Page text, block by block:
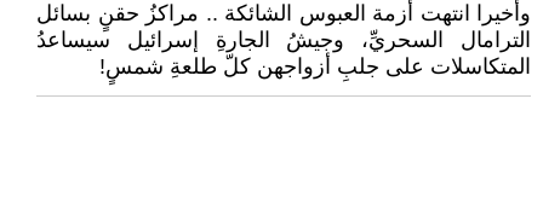
وأخيرا انتهت أزمة العبوس الشائكة .. مراكزُ حقنٍ بسائل
الترامال السحريِّ، وجيشُ الجارةِ إسرائيل سيساعدُ
المتكاسلات على جلبِ أزواجهن كلّ طلعةِ شمسٍ!